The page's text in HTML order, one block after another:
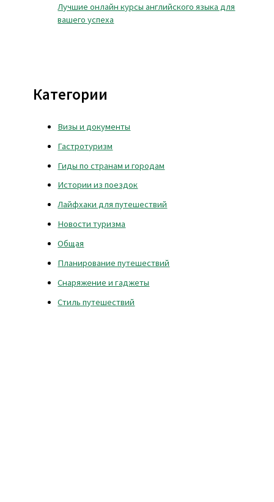
Лучшие онлайн курсы английского языка для
вашего успеха
Категории
Визы и документы
Гастротуризм
Гиды по странам и городам
Истории из поездок
Лайфхаки для путешествий
Новости туризма
Общая
Планирование путешествий
Снаряжение и гаджеты
Стиль путешествий